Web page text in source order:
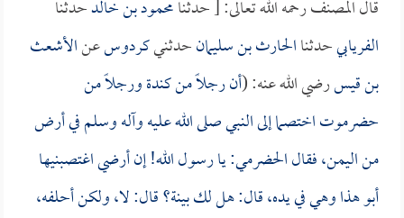
قال المصنف رحمه الله تعالى: [ حدثنامحمود بن خالدحدثنا
الفريابيحدثناالحارث بن سليمانحدثنيكردوسعنالأشعث
بن قيسرضي الله عنه: (أن رجلاً من كندة ورجلاً من
حضرموت اختصما إلى النبي صلى الله عليه وآله وسلم في أرض
من اليمن، فقال الحضرمي: يا رسول الله! إن أرضي اغتصبنيها
أبو هذا وهي في يده، قال: هل لك بينة؟ قال: لا، ولكن أحلفه،